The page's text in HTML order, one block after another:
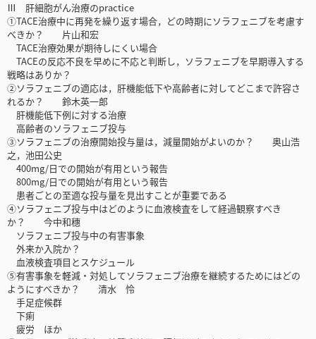
Ⅲ 肝細胞がん治療のpractice
①TACE治療中に再発を繰り返す場合，どの時期にソラフェニブを考慮す
べきか？ 片山和宏
TACE治療効果が期待しにくい場合
TACEの反応不良を早めに不応と判断し，ソラフェニブを早期導入する
戦略はありか？
②ソラフェニブの適応は，肝機能低下や高齢者に対してどこまで許容さ
れるか？ 鈴木英一郎
肝機能低下例に対する治療
高齢者のソラフェニブ投与
③ソラフェニブの治療開始投与量は，減量開始がよいのか？ 奥山浩
之，池田公史
400mg/日での開始が有用という報告
800mg/日での開始が有用という報告
患者ごとの至適な投与量を見出すことが重要である
④ソラフェニブ投与中はどのように血液検査をして経過観察すべき
か？ 今中和穗
ソラフェニブ投与中の有害事象
外来か入院か？
血液検査項目とスケジュール
⑤有害事象を軽減・対処してソラフェニブ治療を継続するためにはどの
ようにすべきか？ 清水 怜
手足症候群
下痢
疲労 ほか